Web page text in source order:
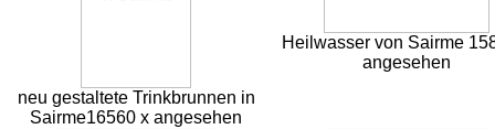
neu gestaltete Trinkbrunnen in
Sairme16560 x angesehen
Heilwasser von Sairme
angesehen